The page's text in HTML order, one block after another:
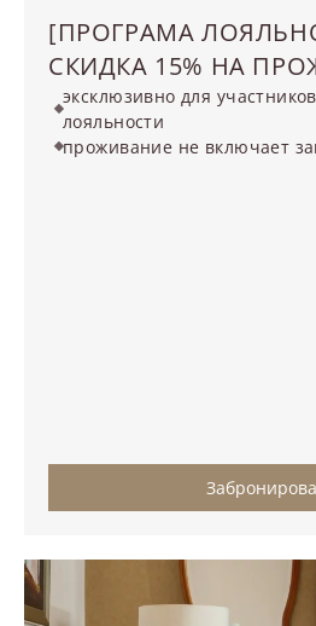
[ПРОГРАМА
СКИДКА 15% НА
эксклюзивно для
лояльности
проживание не включает